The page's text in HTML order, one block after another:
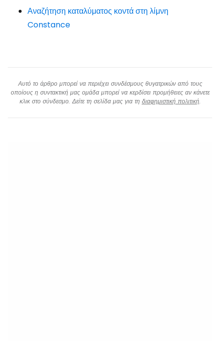
Αναζήτηση καταλύματος κοντά στη λίμνη
Constance
Αυτό το άρθρο μπορεί να περιέχει συνδέσμους θυγατρικών από τους
οποίους η συντακτική μας ομάδα μπορεί να κερδίσει προμήθειες αν κάνετε
κλικ στο σύνδεσμο. Δείτε τη σελίδα μας για τη διαφημιστική πολιτική.